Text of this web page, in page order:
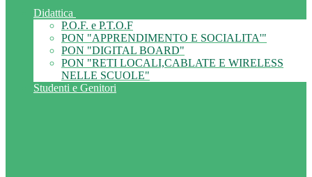
Didattica
P.O.F. e P.T.O.F
PON "APPRENDIMENTO E SOCIALITA'"
PON "DIGITAL BOARD"
PON "RETI LOCALI,CABLATE E WIRELESS
NELLE SCUOLE"
Studenti e Genitori